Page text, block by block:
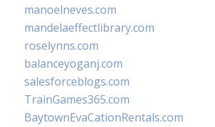
manoelneves.com
mandelaeffectlibrary.com
roselynns.com
balanceyoganj.com
salesforceblogs.com
TrainGames365.com
BaytownEvaCationRentals.com